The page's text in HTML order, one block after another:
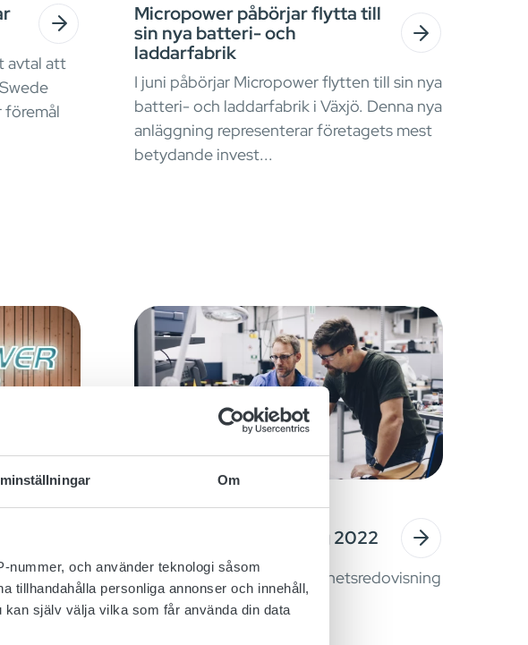
Om
nummer, och använder teknologi såsom
tillhandahålla personliga annonser och innehåll,
själv välja vilka som får använda din data
avtal att
föremål
Micropower påbörjar flytta till
sin nya batteri- och
laddarfabrik
I juni påbörjar Micropower flytten till sin nya
batteri- och laddarfabrik i Växjö. Denna nya
anläggning representerar företagets mest
betydande invest...
Hållbarhetsredovisning 2022
Micropower Groups hållbarhetsredovisning
för 2022 är nu tillgänglig.